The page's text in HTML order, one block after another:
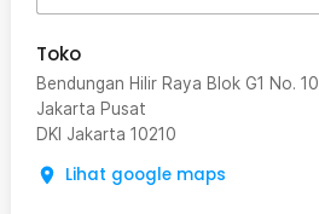
Toko
Bendungan Hilir Raya Blok G1 No. 10
Jakarta Pusat
DKI Jakarta 10210
Lihat google maps